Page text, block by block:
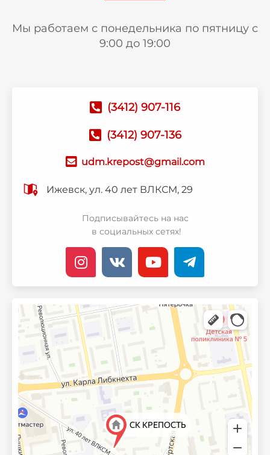
Мы работаем с понедельника по пятницу с
9:00 до 19:00
(3412) 907-116
(3412) 907-136
udm.krepost@gmail.com
Ижевск, ул. 40 лет ВЛКСМ, 29
Подписывайтесь на нас
в социальных сетях!